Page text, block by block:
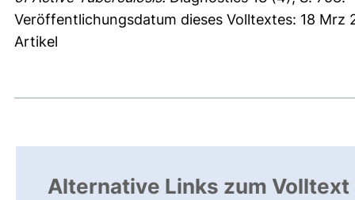
Veröffentlichungsdatum dieses Volltextes: 18 Mrz
Artikel
Alternative Links zum Volltext